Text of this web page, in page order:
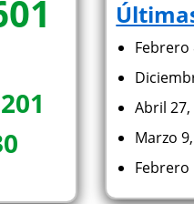
Febrero
Abril 27,
Marzo
Febrero